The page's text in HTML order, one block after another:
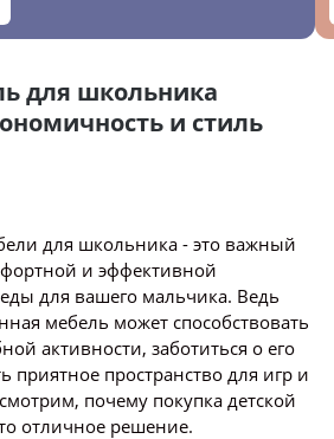
для школьника
и стиль
для школьника - это важный
и эффективной
для вашего мальчика. Ведь
мебель может способствовать
активности, заботиться о его
приятное пространство для игр и
почему покупка детской
отличное решение.